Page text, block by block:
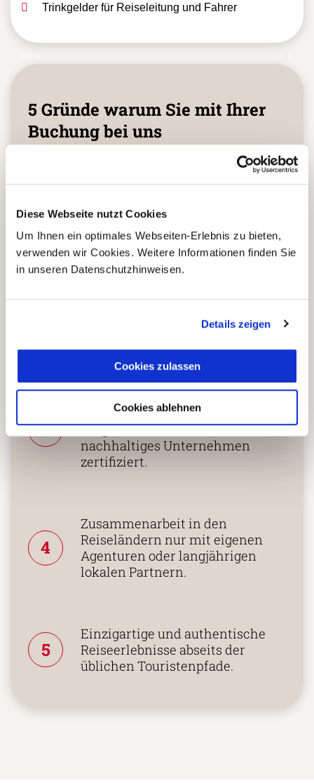
Diese Webseite nutzt Cookies
Um Ihnen ein optimales Webseiten-Erlebnis zu bieten,
verwenden wir Cookies. Weitere Informationen finden Sie
in unseren Datenschutzhinweisen.
Details zeigen
Cookies zulassen
Cookies ablehnen
Trinkgelder für Reiseleitung und Fahrer
5 Gründe warum Sie mit Ihrer
Buchung bei uns
1
25 Jahren Erfahrung!
Persönliche Beratung durch
3
Mehrfach mit
Tourismuspreisen
ausgezeichnet und als
nachhaltiges Unternehmen
zertifiziert.
4
Zusammenarbeit in den
Reiseländern nur mit eigenen
Agenturen oder langjährigen
lokalen Partnern.
5
Einzigartige und authentische
Reiseerlebnisse abseits der
üblichen Touristenpfade.